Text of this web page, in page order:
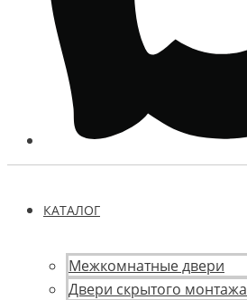
КАТАЛОГ
Межкомнатные двери
Двери скрытого монтажа